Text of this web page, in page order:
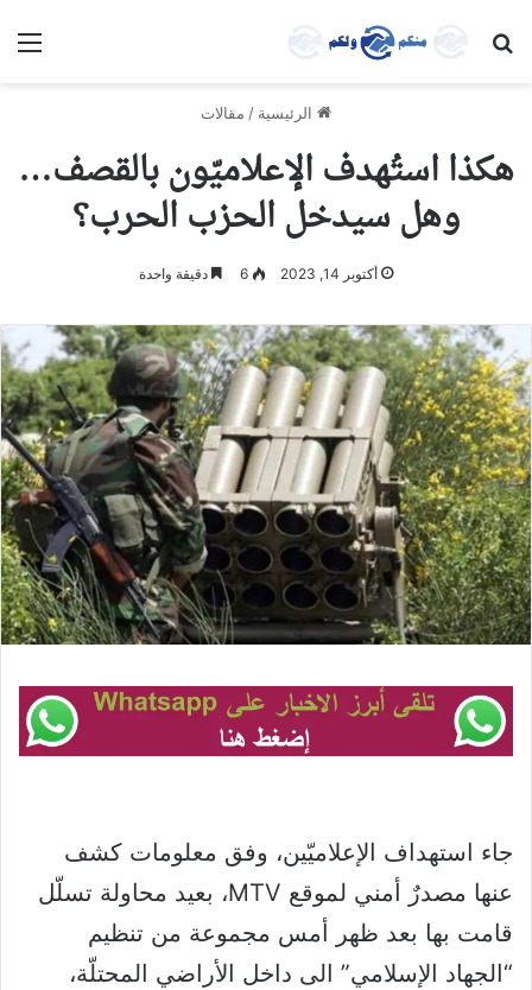
بحث عن
الرئيسية / مقالات
هكذا استُهدف الإعلاميّون بالقصف…
وهل سيدخل الحزب الحرب؟
أكتوبر 14, 2023 6 دقيقة واحدة
جاء استهداف الإعلاميّين، وفق معلومات كشف
عنها مصدرٌ أمني لموقع MTV، بعيد محاولة تسلّل
قامت بها بعد ظهر أمس مجموعة من تنظيم
“الجهاد الإسلامي” الى داخل الأراضي المحتلّة،